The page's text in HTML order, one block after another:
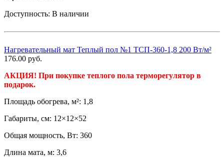
Доступность: В наличии
Нагревательный мат Теплый пол №1 ТСП-360-1,8 200 Вт/м²
176.00 руб.
АКЦИЯ! При покупке теплого пола терморегулятор в
подарок.
Площадь обогрева, м²: 1,8
Габариты, см: 12×12×52
Общая мощность, Вт: 360
Длина мата, м: 3,6